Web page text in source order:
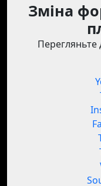
Зміна
Перегляньте